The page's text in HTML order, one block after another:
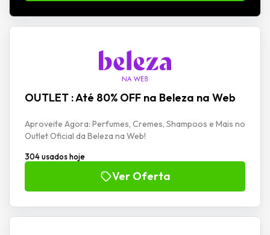
OUTLET : Até 80% OFF na Beleza na Web
Aproveite Agora: Perfumes, Cremes, Shampoos e Mais no
Outlet Oficial da Beleza na Web!
304 usados hoje
Ver Oferta